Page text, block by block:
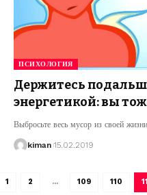
ПСИХОЛОГИЯ
Держитесь
энергетикой: вы
Выбросьте весь мусор из своей
kiman 15.02.2019
1 2 … 109 110